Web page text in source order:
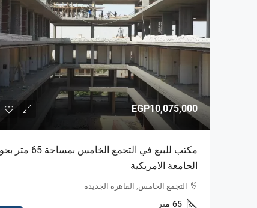
EGP10,075,000
مكتب للبيع في التجمع الخامس بمساحة 65
الجامعة الامريكية
التجمع الخامس, القاهرة الجديدة
65 متر